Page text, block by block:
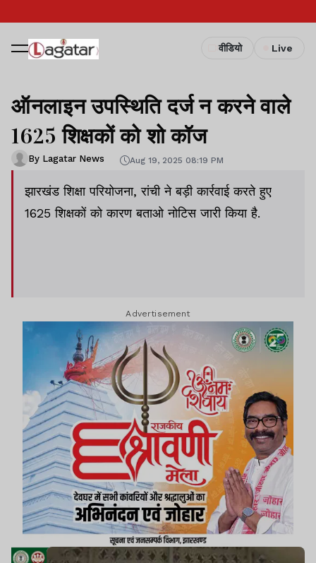
वीडियो Live
ऑनलाइन उपस्थिति दर्ज न करने वाले
1625 शिक्षकों को शो कॉज
By Lagatar News Aug 19, 2025 08:19 PM
झारखंड शिक्षा परियोजना, रांची ने बड़ी कार्रवाई करते हुए
1625 शिक्षकों को कारण बताओ नोटिस जारी किया है.
Advertisement